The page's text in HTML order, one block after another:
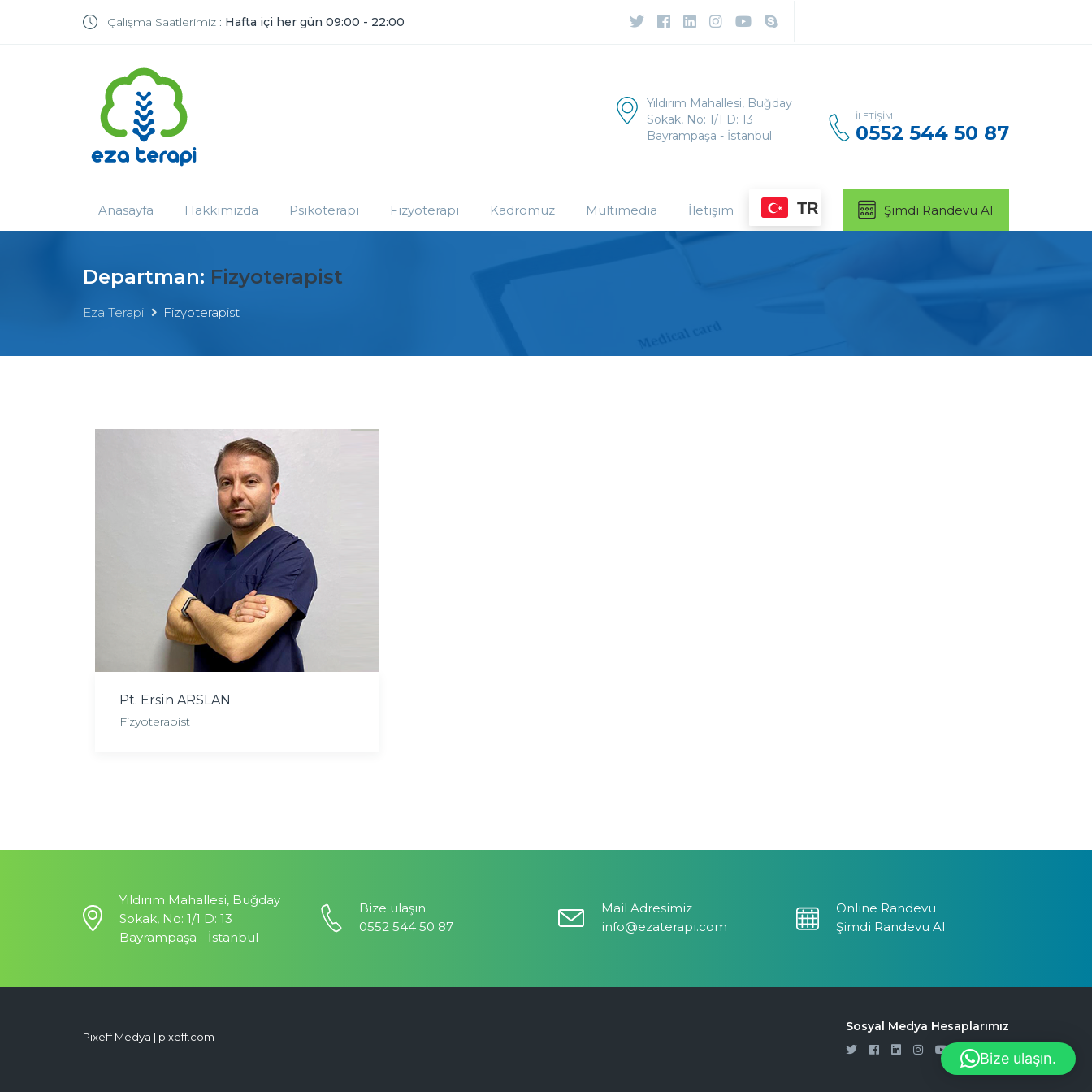
Çalışma Saatlerimiz : Hafta içi her gün 09:00 - 22:00
Yıldırım Mahallesi, Buğday
Sokak, No: 1/1 D: 13
Bayrampaşa - İstanbul
İLETIŞIM
0552 544 50 87
Anasayfa Hakkımızda Psikoterapi Fizyoterapi Kadromuz Multimedia İletişim TR Şimdi Randevu Al
Departman: Fizyoterapist
Eza Terapi Fizyoterapist
Pt. Ersin ARSLAN
Fizyoterapist
Yıldırım Mahallesi, Buğday
Sokak, No: 1/1 D: 13
Bayrampaşa - İstanbul
Bize ulaşın.
0552 544 50 87
Mail Adresimiz
info@ezaterapi.com
Online Randevu
Şimdi Randevu Al
Pixeff Medya | pixeff.com
Sosyal Medya Hesaplarımız
Bize ulaşın.